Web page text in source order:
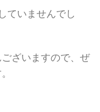
ていませんでし
ざいますので、ぜ